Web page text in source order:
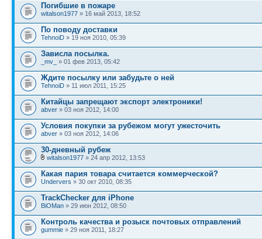
Погибшие в пожаре
witalson1977 » 16 май 2013, 18:52
По поводу доставки
TehnoiD » 19 ноя 2010, 05:39
Зависла посылка.
_mv_ » 01 фев 2013, 05:42
Ждите посылку или забудьте о ней
TehnoiD » 11 июл 2011, 15:25
Китайцы запрещают экспорт электроники!
abver » 03 ноя 2012, 14:00
Условия покупки за рубежом могут ужесточить
abver » 03 ноя 2012, 14:06
30-дневный рубеж
witalson1977 » 24 апр 2012, 13:53
Какая пария товара считается коммерческой?
Undervers » 30 окт 2010, 08:35
TrackChecker для iPhone
BiOMan » 29 июн 2012, 08:50
Контроль качества и розыск почтовых отправлений
gummie » 29 ноя 2011, 18:27